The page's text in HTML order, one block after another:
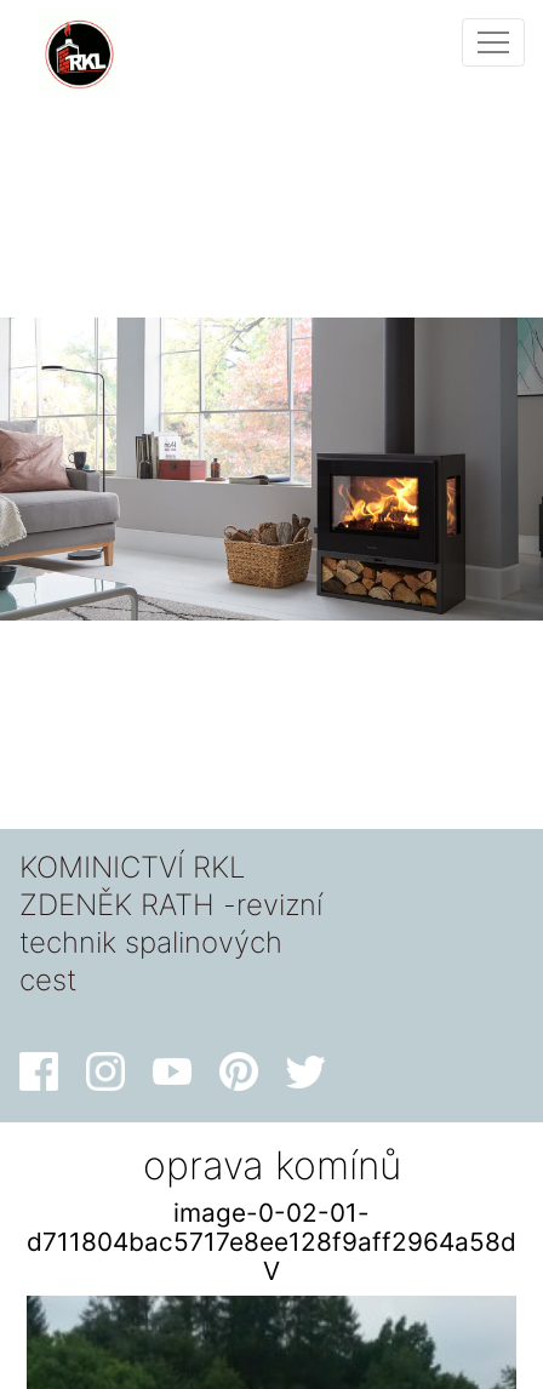
KOMINICTVÍ RKL
ZDENĚK RATH -revizní
technik spalinových
cest
oprava komínů
image-0-02-01-
V